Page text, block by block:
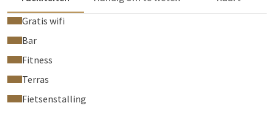
Gratis wifi
Bar
Fitness
Terras
Fietsenstalling